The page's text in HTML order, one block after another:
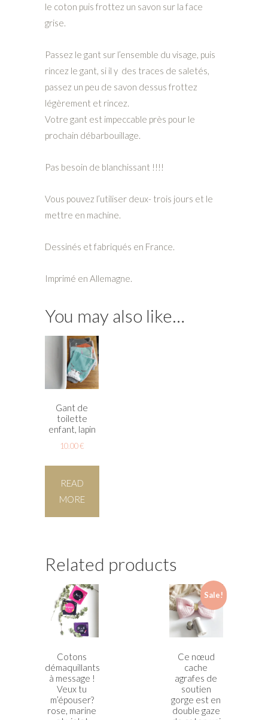
le coton puis frottez un savon sur la face
grise.
Passez le gant sur l’ensemble du visage, puis
rincez le gant, si il y des traces de saletés,
passez un peu de savon dessus frottez
légèrement et rincez.
Votre gant est impeccable près pour le
prochain débarbouillage.
Pas besoin de blanchissant !!!!
Vous pouvez l’utiliser deux- trois jours et le
mettre en machine.
Dessinés et fabriqués en France.
Imprimé en Allemagne.
You may also like…
Gant de
toilette
enfant, lapin
10.00€
READ
MORE
Related products
Cotons
démaquillants
à message !
Veux tu
m’épouser?
rose, marine
Sale!
Ce nœud
cache
agrafes de
soutien
gorge est en
double gaze